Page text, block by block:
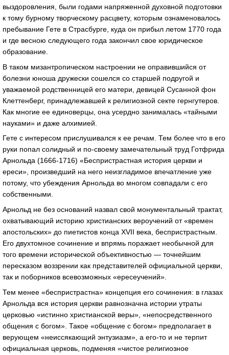
выздоровления, были годами напряженной духовной подготовки
к тому бурному творческому расцвету, которым ознаменовалось
пребывание Гете в Страсбурге, куда он прибыл летом 1770 года
и где весною следующего года закончил свое юридическое
образование.
В таком мизантропическом настроении не оправившийся от
болезни юноша дружески сошелся со старшей подругой и
уважаемой родственницей его матери, девицей Сусанной фон
Клеттенберг, принадлежавшей к религиозной секте гернгутеров.
Как многие ее единоверцы, она усердно занималась «тайными
науками» и даже алхимией.
Гете с интересом прислушивался к ее речам. Тем более что в его
руки попал солидный и по-своему замечательный труд Готфрида
Арнольда (1666-1716) «Беспристрастная история церкви и
ереси», произведший на него неизгладимое впечатление уже
потому, что убеждения Арнольда во многом совпадали с его
собственными.
Арнольд не без оснований назвал свой монументальный трактат,
охватывающий историю христианских вероучений от «времен
апостольских» до пиетистов конца XVII века, беспристрастным.
Его двухтомное сочинение и впрямь поражает необычной для
того времени исторической объективностью — точнейшим
пересказом воззрении как представителей официальной церкви,
так и поборников всевозможных «ересеучений».
Тем менее «беспристрастна» концепция его сочинения: в глазах
Арнольда вся история церкви равнозначна истории утраты
церковью «истинно христианской веры», «непосредственного
общения с богом». Такое «общение с богом» предполагает в
верующем «неиссякающий энтузиазм», а его-то и не терпит
официальная церковь, подменяя «чистое религиозное